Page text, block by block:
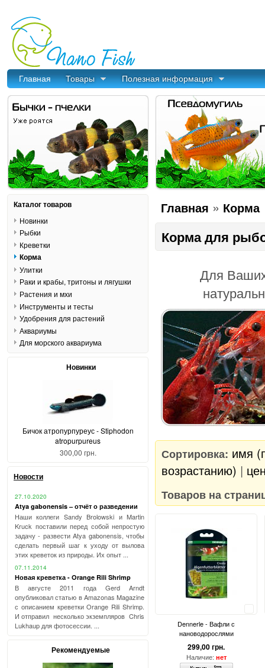
Главная Товары Полезная информация
Главная » Корма
Корма для
Для
Сортировка: имя
возрастанию) |
Товаров на
Dennerle - Вафли с
нановодорослями
299,00 грн.
Наличие: нет
Каталог товаров
Новинки
Рыбки
Креветки
Корма
Улитки
Раки и крабы, тритоны и лягушки
Растения и мхи
Инструменты и тесты
Удобрения для растений
Аквариумы
Для морского аквариума
Новинки
Бичок атропурпуреус - Stiphodon
atropurpureus
300,00 грн.
Новости
27.10.2020
Atya gabonensis – отчёт о разведении
Наши коллеги Sandy Brolowski и Martin
Kruck поставили перед собой непростую
задачу - развести Atya gabonensis, чтобы
сделать первый шаг к уходу от вылова
этих креветок из природы. Их опыт ...
07.11.2014
Новая креветка - Orange Rili Shrimp
В августе 2011 года Gerd Arndt
опубликовал статью в Amazonas Magazine
с описанием креветки Orange Rili Shrimp.
И отправил несколько экземпляров Chris
Lukhaup для фотосессии. ...
Рекомендуемые